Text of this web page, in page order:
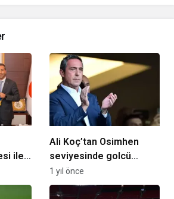
ile
Ali Koç’tan Osimhen
seviyesinde golcü
transferi! İşte hedefteki
isim…
1 yıl önce